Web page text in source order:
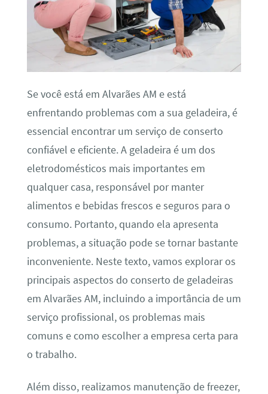
Se você está em Alvarães AM e está
enfrentando problemas com a sua geladeira, é
essencial encontrar um serviço de conserto
confiável e eficiente. A geladeira é um dos
eletrodomésticos mais importantes em
qualquer casa, responsável por manter
alimentos e bebidas frescos e seguros para o
consumo. Portanto, quando ela apresenta
problemas, a situação pode se tornar bastante
inconveniente. Neste texto, vamos explorar os
principais aspectos do conserto de geladeiras
em Alvarães AM, incluindo a importância de um
serviço profissional, os problemas mais
comuns e como escolher a empresa certa para
o trabalho.
Além disso, realizamos manutenção de freezer,